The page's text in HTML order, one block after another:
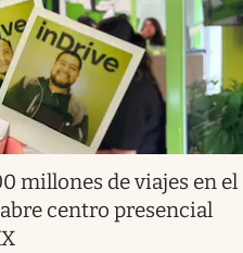
millones de viajes en el
centro presencial